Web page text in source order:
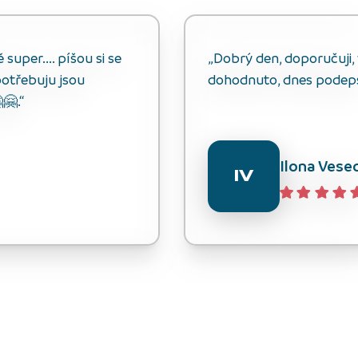
píšou si se
jsou
„Dobrý den,
dohodnuto, dnes
IV Ilona